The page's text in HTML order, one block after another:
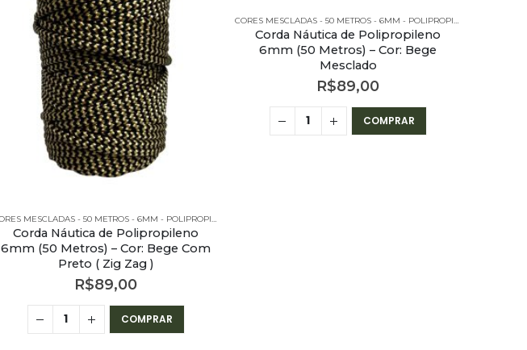
CORES MESCLADAS - 50 METROS - 6MM - POLIPROPILENO
Corda Náutica de Polipropileno
6mm (50 Metros) – Cor: Bege Com
Preto ( Zig Zag )
R$89,00
COMPRAR
CORES MESCLADAS - 50 METROS - 6MM - POLIPROPILENO
Corda Náutica de Polipropileno
6mm (50 Metros) – Cor: Bege
Mesclado
R$89,00
COMPRAR